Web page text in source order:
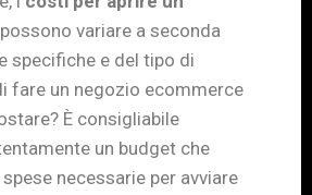
possono variare a seconda
specifiche e del tipo di
fare un negozio ecommerce
È consigliabile
un budget che
necessarie per avviare